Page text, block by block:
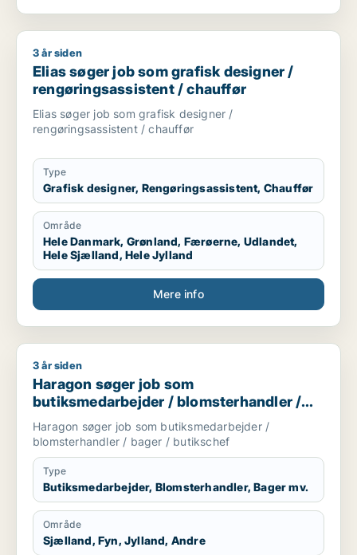
Elias søger job som grafisk designer / rengøringsassistent /
3 år siden
Elias søger job som grafisk designer /
rengøringsassistent / chauffør
Elias søger job som grafisk designer /
rengøringsassistent / chauffør
Type
Grafisk designer, Rengøringsassistent, Chauffør
Område
Hele Danmark, Grønland, Færøerne, Udlandet,
Hele Sjælland, Hele Jylland
Mere info
Haragon søger job som butiksmedarbejder /
3 år siden
Haragon søger job som
butiksmedarbejder / blomsterhandler /
bager / butikschef
Haragon søger job som butiksmedarbejder /
blomsterhandler / bager / butikschef
Type
Butiksmedarbejder, Blomsterhandler, Bager mv.
Område
Sjælland, Fyn, Jylland, Andre